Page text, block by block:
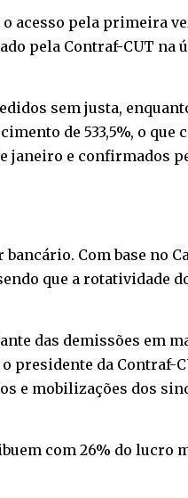
acesso pela primeira
pela Contraf-CUT na
sem justa,
de 533,5%, o que
janeiro e confirmados
Com base no
que a rotatividade
das demissões em
presidente da Contraf-
e mobilizações dos
com 26% do lucro